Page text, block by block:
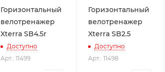
Горизонтальный
велотренажер
Xterra SB4.5r
Доступно
Арт.: 11499
Горизонтальный
велотренажер
Xterra SB2.5
Доступно
Арт.: 11498